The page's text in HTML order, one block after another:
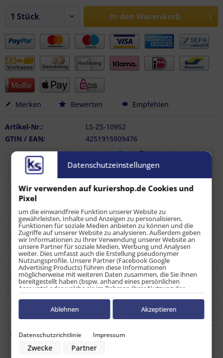
In den Warenkorb
Merken Bewerten Empfehlen
Artikel-Nr.:
LS-ZS-10952
GTIN / EAN:
4251915909476
Beschreibung
Die Kombi -Zurrschiene aus eloxiertem Aluminium, Länge 3
m (Zuschnitt) wird als...mehr
Bewertungen
0
Bewertungen lesen, schreiben und diskutieren...mehr
Hersteller
Verantwortliche Person
Warn-/Sicherheitshinweise
Datenschutzeinstellungen
Wir verwenden auf kuriershop.de Cookies und
Pixel
um die einwandfreie Funktion unserer Website zu
gewährleisten, Inhalte und Anzeigen zu personalisieren,
Funktionen für soziale Medien anbieten zu können und die
Zugriffe auf unserer Website zu analysieren. Außerdem geben
wir Informationen zu Ihrer Verwendung unserer Website an
unsere Partner für soziale Medien, Werbung und Analysen
weiter. Dies umfasst auch die Erstellung pseudonymer
Nutzungsprofile. Unsere Partner (Facebook Google
Advertising Products) führen diese Informationen
möglicherweise mit weiteren Daten zusammen, die Sie ihnen
bereitgestellt haben (bspw. anhand eines persönlichen
Accounts) oder welche sie im Rahmen Ihrer Nutzung der
Dienste gesammelt haben (bspw. Nutzungsdaten anderer
Geräte). Ihre Einwilligung zur Nutzung von Cookies und Pixeln
können Sie jederzeit widerrufen, indem Sie auf den
Datenschutz-Button links unten klicken und dort die
Zwecke der Datenverarbeitung durch unsere Partner:
Speichern von oder Zugriff auf Informationen auf einem Endgerät
Datenschutzrichtlinie Impressum
Zwecke Partner
Ablehnen Akzeptieren